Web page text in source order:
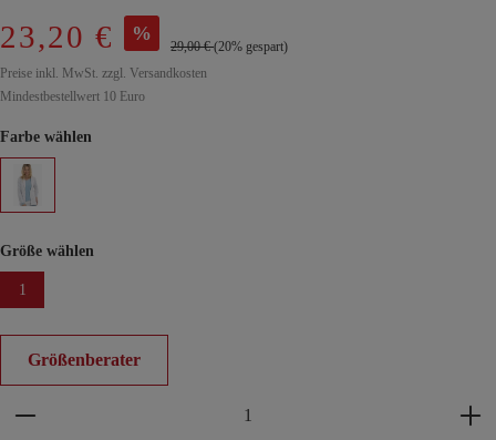
23,20 € %
29,00 €(20% gespart)
Preise inkl. MwSt. zzgl. Versandkosten
Mindestbestellwert 10 Euro
Farbe wählen
Größe wählen
1
Größenberater
Produkt Anzahl: Gib den gewünschten Wert ein